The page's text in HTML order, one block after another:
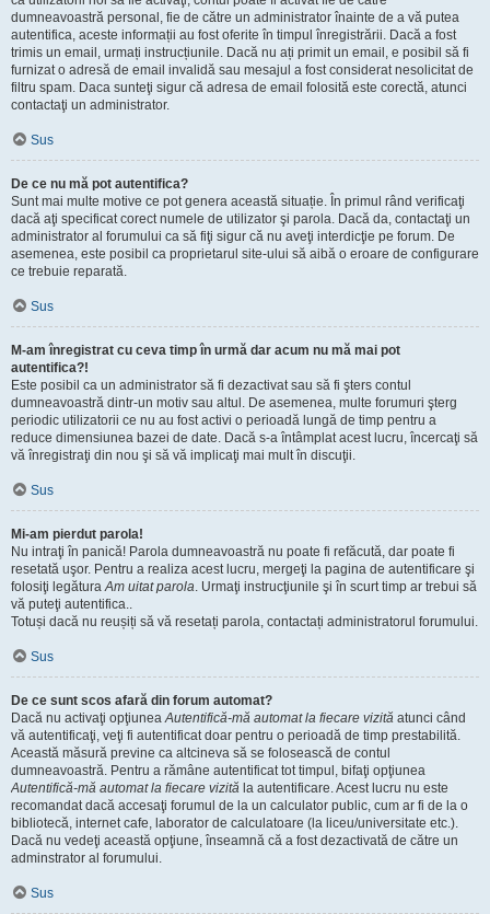
dumneavoastră personal, fie de către un administrator înainte de a vă putea
autentifica, aceste informații au fost oferite în timpul înregistrării. Dacă a fost
trimis un email, urmați instrucțiunile. Dacă nu ați primit un email, e posibil să fi
furnizat o adresă de email invalidă sau mesajul a fost considerat nesolicitat de
filtru spam. Daca sunteţi sigur că adresa de email folosită este corectă, atunci
contactaţi un administrator.
Sus
De ce nu mă pot autentifica?
Sunt mai multe motive ce pot genera această situație. În primul rând verificaţi
dacă aţi specificat corect numele de utilizator şi parola. Dacă da, contactaţi un
administrator al forumului ca să fiţi sigur că nu aveţi interdicţie pe forum. De
asemenea, este posibil ca proprietarul site-ului să aibă o eroare de configurare
ce trebuie reparată.
Sus
M-am înregistrat cu ceva timp în urmă dar acum nu mă mai pot
autentifica?!
Este posibil ca un administrator să fi dezactivat sau să fi şters contul
dumneavoastră dintr-un motiv sau altul. De asemenea, multe forumuri şterg
periodic utilizatorii ce nu au fost activi o perioadă lungă de timp pentru a
reduce dimensiunea bazei de date. Dacă s-a întâmplat acest lucru, încercaţi să
vă înregistraţi din nou şi să vă implicaţi mai mult în discuţii.
Sus
Mi-am pierdut parola!
Nu intraţi în panică! Parola dumneavoastră nu poate fi refăcută, dar poate fi
resetată uşor. Pentru a realiza acest lucru, mergeţi la pagina de autentificare şi
folosiţi legăturaAm uitat parola. Urmaţi instrucţiunile şi în scurt timp ar trebui să
vă puteţi autentifica..
Totuși dacă nu reușiți să vă resetați parola, contactați administratorul forumului.
Sus
De ce sunt scos afară din forum automat?
Dacă nu activaţi opţiuneaAutentifică-mă automat la fiecare vizită atunci când
vă autentificaţi, veţi fi autentificat doar pentru o perioadă de timp prestabilită.
Această măsură previne ca altcineva să se folosească de contul
dumneavoastră. Pentru a rămâne autentificat tot timpul, bifaţi opţiunea
Autentifică-mă automat la fiecare vizită la autentificare. Acest lucru nu este
recomandat dacă accesaţi forumul de la un calculator public, cum ar fi de la o
bibliotecă, internet cafe, laborator de calculatoare (la liceu/universitate etc.).
Dacă nu vedeţi această opţiune, înseamnă că a fost dezactivată de către un
adminstrator al forumului.
Sus